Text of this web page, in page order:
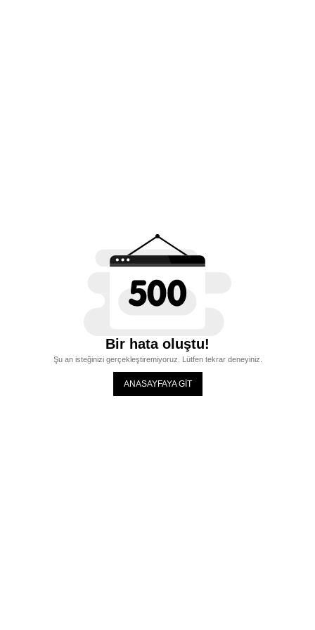
Bir hata oluştu!
Şu an isteğinizi gerçekleştiremiyoruz. Lütfen tekrar deneyiniz.
ANASAYFAYA GİT